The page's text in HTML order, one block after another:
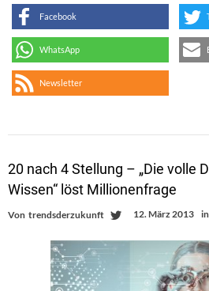
Facebook
WhatsApp
Newsletter
20 nach 4 Stellung – „Die volle
Wissen“ löst Millionenfrage
Von trendsderzukunft 12. März 2013